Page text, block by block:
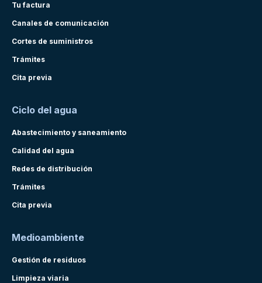
Tu factura
Canales de comunicación
Cortes de suministros
Trámites
Cita previa
Ciclo del agua
Abastecimiento y saneamiento
Calidad del agua
Redes de distribución
Trámites
Cita previa
Medioambiente
Gestión de residuos
Limpieza viaria